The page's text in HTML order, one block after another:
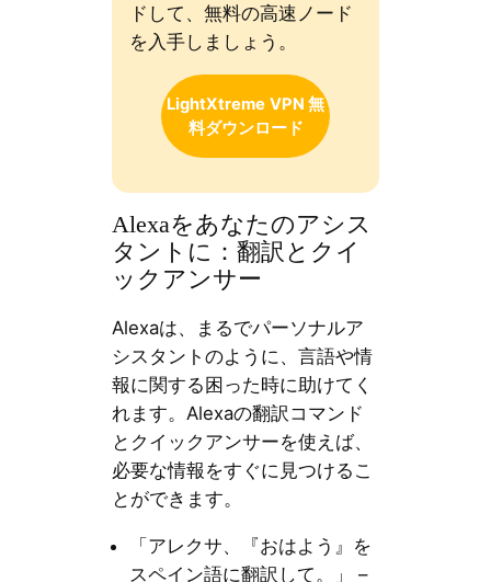
ドして、無料の高速ノード
を入手しましょう。
LightXtreme VPN 無
料ダウンロード
Alexaをあなたのアシス
タントに：翻訳とクイ
ックアンサー
Alexaは、まるでパーソナルア
シスタントのように、言語や情
報に関する困った時に助けてく
れます。Alexaの翻訳コマンド
とクイックアンサーを使えば、
必要な情報をすぐに見つけるこ
とができます。
「アレクサ、『おはよう』を
スペイン語に翻訳して。」 –